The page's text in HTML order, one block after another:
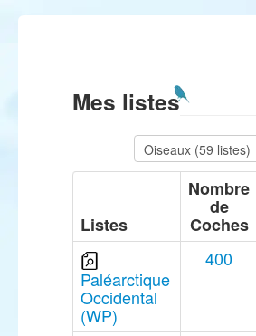
Mes listes
Listes
Nombre
de
Coches
Paléarctique
Occidental
(WP)
400